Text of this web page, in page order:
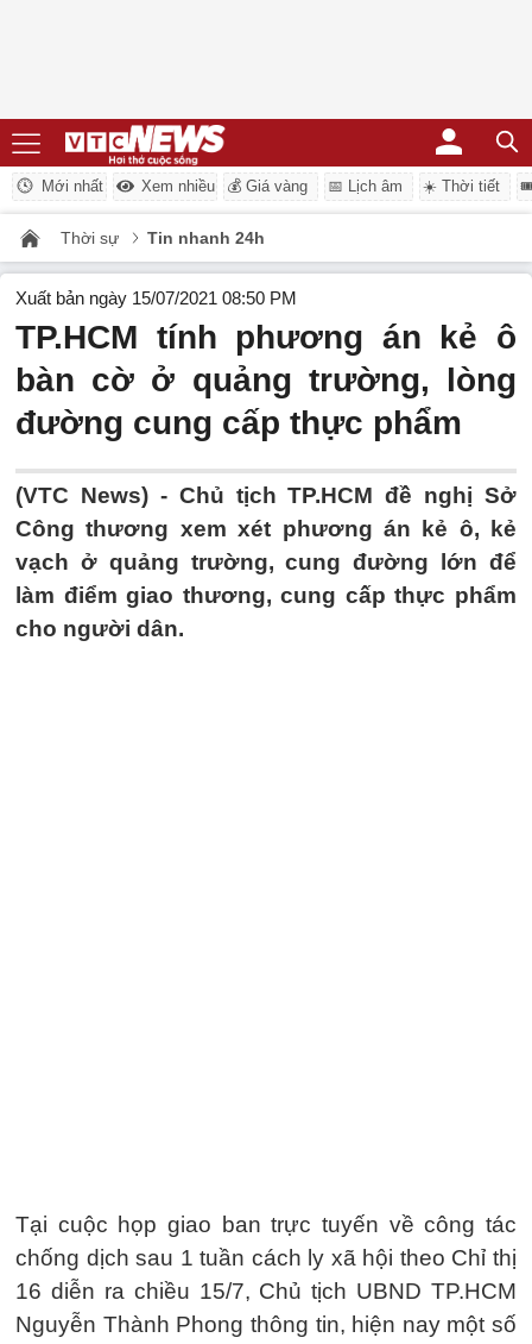
Mới nhất Xem nhiều 💰 Giá vàng 📅 Lịch âm ☀️ Thời tiết
Thời sự Tin nhanh 24h
Xuất bản ngày 15/07/2021 08:50 PM
TP.HCM tính phương án kẻ ô
bàn cờ ở quảng trường, lòng
đường cung cấp thực phẩm
(VTC News) - Chủ tịch TP.HCM đề nghị Sở
Công thương xem xét phương án kẻ ô, kẻ
vạch ở quảng trường, cung đường lớn để
làm điểm giao thương, cung cấp thực phẩm
cho người dân.
Tại cuộc họp giao ban trực tuyến về công tác
chống dịch sau 1 tuần cách ly xã hội theo Chỉ thị
16 diễn ra chiều 15/7, Chủ tịch UBND TP.HCM
Nguyễn Thành Phong thông tin, hiện nay một số